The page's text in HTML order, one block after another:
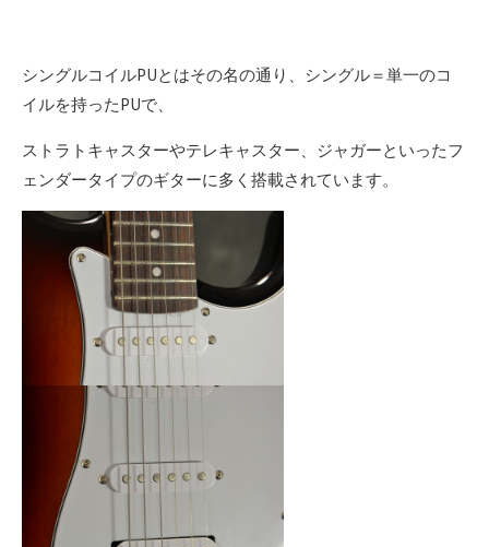
シングルコイルPUとはその名の通り、シングル＝単一のコ
イルを持ったPUで、
ストラトキャスターやテレキャスター、ジャガーといったフ
ェンダータイプのギターに多く搭載されています。